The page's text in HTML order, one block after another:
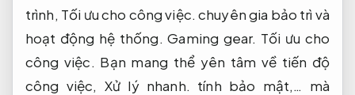
trình, Tối ưu cho công việc. chuyên gia bảo trì và
hoạt động hệ thống.Gaming gear. Tối ưu cho
công việc. Bạn mang thể yên tâm về tiến độ
công việc, Xử lý nhanh. tính bảo mật,… mà